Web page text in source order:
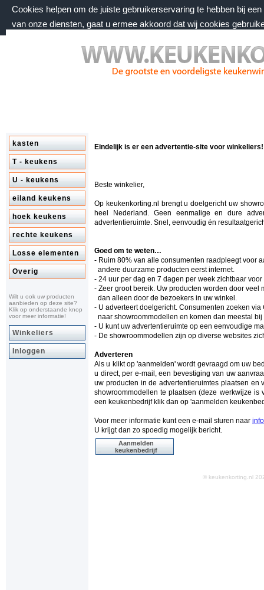
Cookies helpen om de juiste gebruikerservaring te hebben bij
van onze diensten, gaat u ermee akkoord dat wij cookies
donderdag 6 augustus 2026, 15:33 uur
Welkom bij keukenkorting.nl
kasten
T - keukens
U - keukens
eiland keukens
hoek keukens
rechte keukens
Losse elementen
Overig
Wilt u ook uw producten
aanbieden op deze site?
Klik op onderstaande knop
voor meer informatie!
Winkeliers
Inloggen
Eindelijk is er een advertentie-site voor
Beste winkelier,
Op keukenkorting.nl brengt u doelgericht uw
heel Nederland. Geen eenmalige en dure
advertentieruimte. Snel, eenvoudig én
Goed om te weten…
- Ruim 80% van alle consumenten raadpleegt voor
andere duurzame producten eerst internet.
- 24 uur per dag en 7 dagen per week zichtbaar
- Zeer groot bereik. Uw producten worden door
dan alleen door de bezoekers in uw winkel.
- U adverteert doelgericht. Consumenten zoeken
naar showroommodellen en komen dan meestal
- U kunt uw advertentieruimte op een eenvoudige
- De showroommodellen zijn op diverse websites
Adverteren
Als u klikt op 'aanmelden' wordt gevraagd om uw
u direct, per e-mail, een bevestiging van uw
uw producten in de advertentieruimtes plaatsen
showroommodellen te plaatsen (deze werkwijze
een keukenbedrijf klik dan op 'aanmelden
Voor meer informatie kunt een e-mail sturen naar
U krijgt dan zo spoedig mogelijk bericht.
Aanmelden
keukenbedrijf
© keukenkorting.nl